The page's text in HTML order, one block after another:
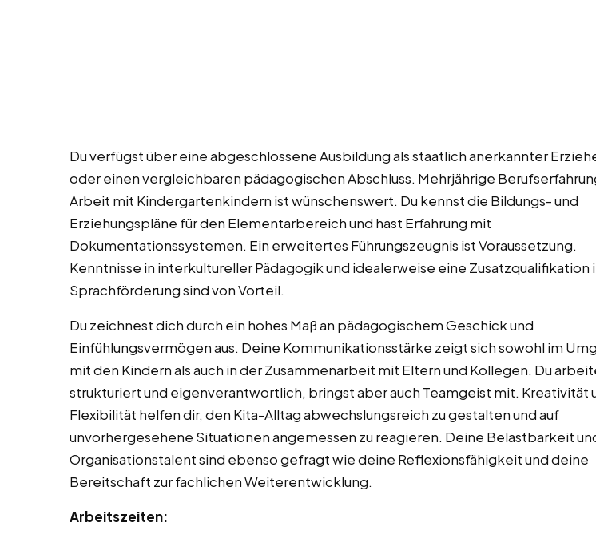
Du verfügst über eine abgeschlossene Ausbildung als staatlich anerkannter
oder einen vergleichbaren pädagogischen Abschluss. Mehrjährige
Arbeit mit Kindergartenkindern ist wünschenswert. Du kennst die Bildungs- und
Erziehungspläne für den Elementarbereich und hast Erfahrung mit
Dokumentationssystemen. Ein erweitertes Führungszeugnis ist Voraussetzung.
Kenntnisse in interkultureller Pädagogik und idealerweise eine Zusatzqualifikation
Sprachförderung sind von Vorteil.
Du zeichnest dich durch ein hohes Maß an pädagogischem Geschick und
Einfühlungsvermögen aus. Deine Kommunikationsstärke zeigt sich sowohl im
mit den Kindern als auch in der Zusammenarbeit mit Eltern und Kollegen. Du
strukturiert und eigenverantwortlich, bringst aber auch Teamgeist mit. Kreativität
Flexibilität helfen dir, den Kita-Alltag abwechslungsreich zu gestalten und auf
unvorhergesehene Situationen angemessen zu reagieren. Deine Belastbarkeit
Organisationstalent sind ebenso gefragt wie deine Reflexionsfähigkeit und deine
Bereitschaft zur fachlichen Weiterentwicklung.
Arbeitszeiten: